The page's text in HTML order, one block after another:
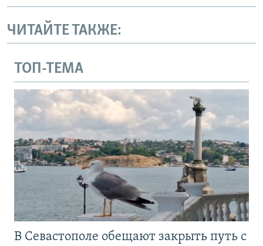
ЧИТАЙТЕ ТАКЖЕ:
ТОП-ТЕМА
В Севастополе обещают закрыть путь с